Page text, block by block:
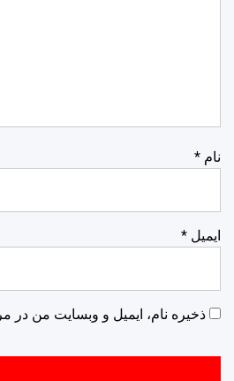
نام *
ایمیل *
ذخیره نام، ایمیل و وبسایت من در